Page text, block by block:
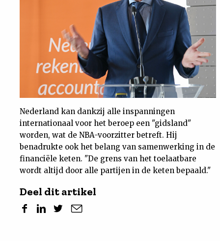
Nederland kan dankzij alle inspanningen
internationaal voor het beroep een "gidsland"
worden, wat de NBA-voorzitter betreft. Hij
benadrukte ook het belang van samenwerking in de
financiële keten. "De grens van het toelaatbare
wordt altijd door alle partijen in de keten bepaald."
Deel dit artikel